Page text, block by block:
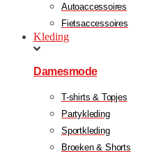
Autoaccessoires
Fietsaccessoires
Kleding
Damesmode
T-shirts & Topjes
Partykleding
Sportkleding
Broeken & Shorts